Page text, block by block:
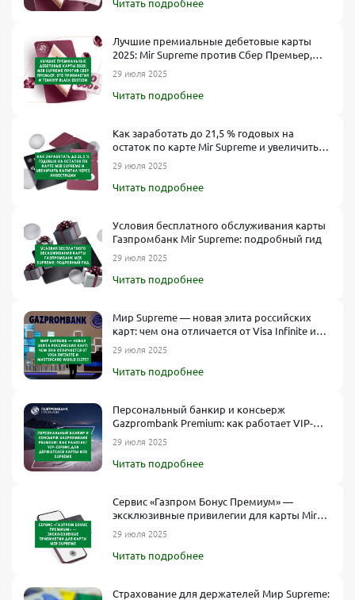
Читать подробнее
Лучшие премиальные дебетовые карты
2025: Mir Supreme против Сбер Премьер,
ВТБ Привилегия и Tinkoff Black Edition
29 июля 2025
Читать подробнее
Как заработать до 21,5 % годовых на
остаток по карте Mir Supreme и увеличить
капитал через инвестиции
29 июля 2025
Читать подробнее
Условия бесплатного обслуживания карты
Газпромбанк Mir Supreme: подробный гид
29 июля 2025
Читать подробнее
Мир Supreme — новая элита российских
карт: чем она отличается от Visa Infinite и
Mastercard World Elite?
29 июля 2025
Читать подробнее
Персональный банкир и консьерж
Gazprombank Premium: как работает VIP-
сервис для держателей карты Mir Supreme
29 июля 2025
Читать подробнее
Сервис «Газпром Бонус Премиум» —
эксклюзивные привилегии для карты Mir
Supreme
29 июля 2025
Читать подробнее
Страхование для держателей Мир Supreme: